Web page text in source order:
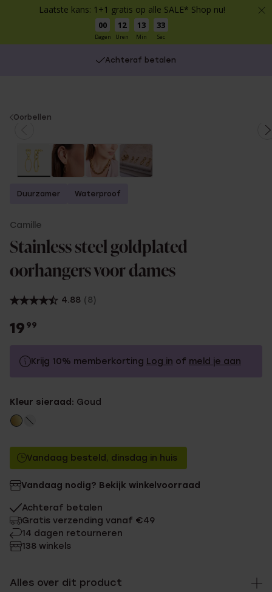
Laatste kans: 1+1 gratis op alle SALE* Shop nu!
00
Dagen
12
Uren
13
Min
32
Sec
Op werkdagen voor 17:00 besteld, morgen in huis
Achteraf betalen
You
here:
Oorbellen
Duurzamer Waterproof
Camille
Stainless steel goldplated
oorhangers voor dames
4.88 (8)
19 99
Krijg 10% memberkorting Log in of meld je aan
Zonder memberkorting
Kleur sieraad: Goud
Vandaag besteld, dinsdag in huis
Vandaag nodig? Bekijk winkelvoorraad
Achteraf betalen
Gratis verzending vanaf €49
14 dagen retourneren
138 winkels
Alles over dit product